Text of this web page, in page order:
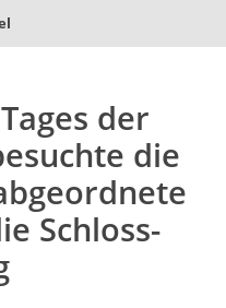
der
die
Schloss-